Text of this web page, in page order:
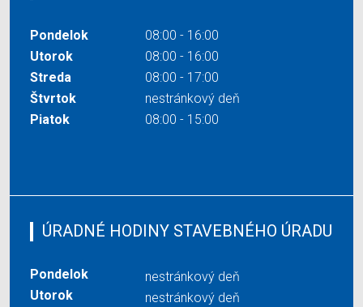
Pondelok
08:00 - 16:00
Utorok
08:00 - 16:00
Streda
08:00 - 17:00
Štvrtok
nestránkový deň
Piatok
08:00 - 15:00
ÚRADNÉ HODINY STAVEBNÉHO ÚRADU
Pondelok
nestránkový deň
Utorok
nestránkový deň